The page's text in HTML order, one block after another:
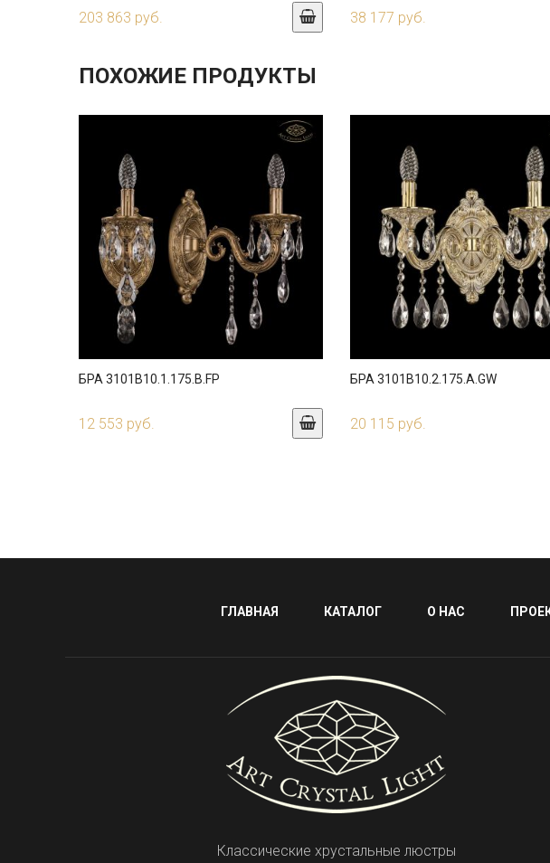
203 863 руб. 38 177 руб.
ПОХОЖИЕ ПРОДУКТЫ
БРА 3101B10.1.175.B.FP
12 553 руб.
БРА 3101B10.2.175.A.GW
20 115 руб.
ГЛАВНАЯ КАТАЛОГ О НАС
Классические хрустальные люстры